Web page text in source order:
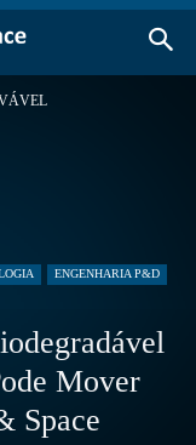
ENGENHARIA P&D
Mover
Space